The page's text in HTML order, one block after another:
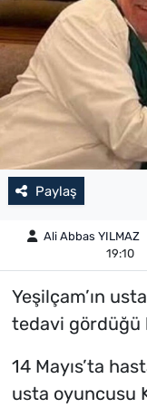
Paylaş
Ali Abbas YILMAZ
19:10
Yeşilçam’ın
tedavi gördüğü
14 Mayıs’ta
usta oyuncusu